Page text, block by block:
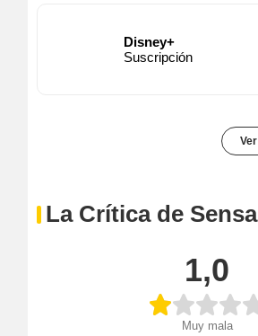
Disney+
Suscripción
La Crítica de
1,0
Muy mala